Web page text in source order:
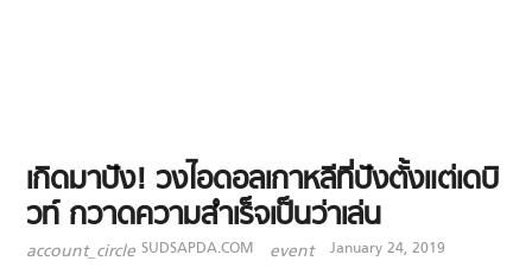
เกิดมาปัง! วงไอดอลเกาหลีที่ปังตั้งแต่เดบิ
วท์ กวาดความสำเร็จเป็นว่าเล่น
account_circle SUDSAPDA.COM event January 24, 2019